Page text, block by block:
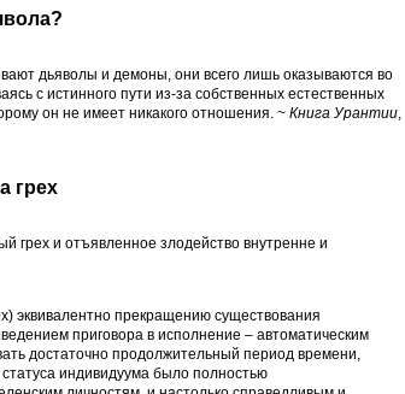
дьяволы и демоны, они всего лишь оказываются во
с истинного пути из-за собственных естественных
он не имеет никакого отношения. ~ Книга Урантии,
грех
грех и отъявленное злодейство внутренне и
эквивалентно прекращению существования
приговора в исполнение – автоматическим
достаточно продолжительный период времени,
индивидуума было полностью